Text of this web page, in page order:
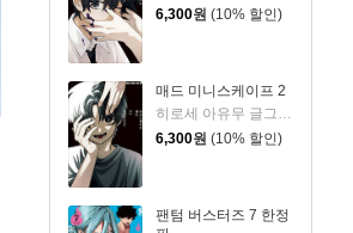
6,300원 (10% 할인)
매드 미니스케이프 2
히로세 아유무 글그림/김성래 역
6,300원 (10% 할인)
팬텀 버스터즈 7 한정